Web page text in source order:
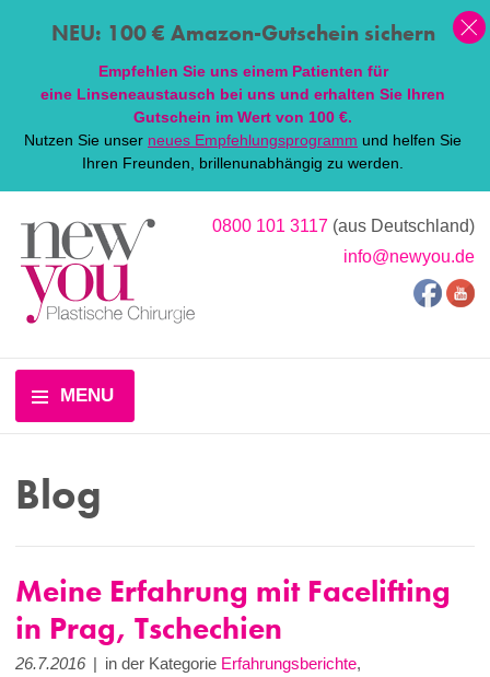
NEU: 100 € Amazon-Gutschein sichern
Empfehlen Sie uns einem Patienten für
eine Linseneaustausch bei uns und erhalten Sie Ihren
Gutschein im Wert von 100 €.
Nutzen Sie unser neues Empfehlungsprogramm und helfen Sie
Ihren Freunden, brillenunabhängig zu werden.
0800 101 3117 (aus Deutschland)
info@newyou.de
MENU
Blog
Meine Erfahrung mit Facelifting
in Prag, Tschechien
26.7.2016 | in der Kategorie Erfahrungsberichte,